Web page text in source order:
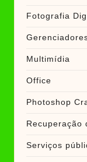
Fotografia
Multimídia
Office
Photoshop
Recuperação
Serviços